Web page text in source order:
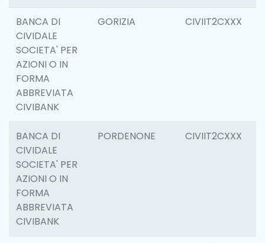
BANCA DI
CIVIDALE
SOCIETA' PER
AZIONI O IN
FORMA
ABBREVIATA
CIVIBANK
GORIZIA CIVIIT2CXXX
BANCA DI
CIVIDALE
SOCIETA' PER
AZIONI O IN
FORMA
ABBREVIATA
CIVIBANK
PORDENONE CIVIIT2CXXX